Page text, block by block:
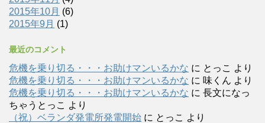
2015年10月 (6)
2015年9月 (1)
最近のコメント
危機を乗り切る・・・お助けマンいるかな に とっこ より
危機を乗り切る・・・お助けマンいるかな に 味くん より
危機を乗り切る・・・お助けマンいるかな に 長文になっ
ちゃうとっこ より
（祝）ベランダ発電所発電開始 に とっこ より